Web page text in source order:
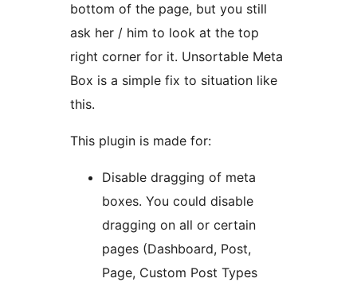
bottom of the page, but you still
ask her / him to look at the top
right corner for it. Unsortable Meta
Box is a simple fix to situation like
this.
This plugin is made for:
Disable dragging of meta
boxes. You could disable
dragging on all or certain
pages (Dashboard, Post,
Page, Custom Post Types